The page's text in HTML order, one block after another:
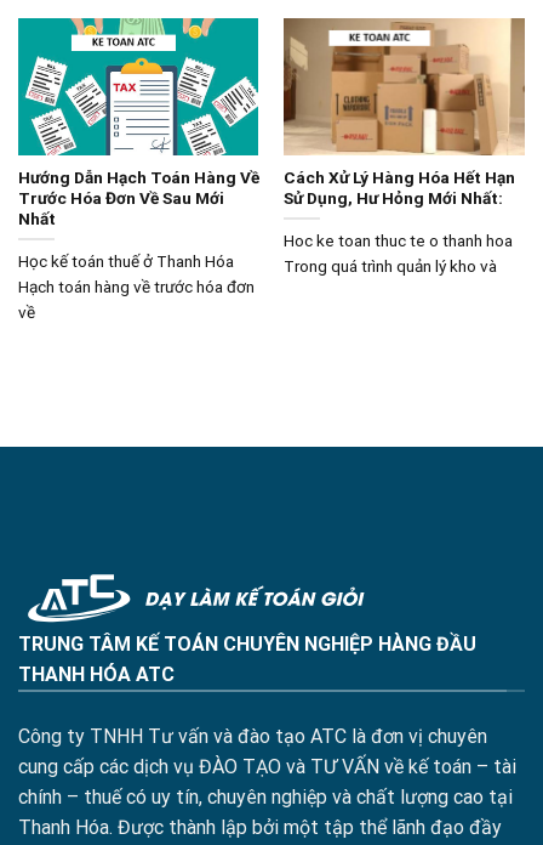
Hướng Dẫn Hạch Toán Hàng Về
Trước Hóa Đơn Về Sau Mới
Nhất
Học kế toán thuế ở Thanh Hóa
Hạch toán hàng về trước hóa đơn
về
Cách Xử Lý Hàng Hóa Hết Hạn
Sử Dụng, Hư Hỏng Mới Nhất:
Hoc ke toan thuc te o thanh hoa
Trong quá trình quản lý kho và
TRUNG TÂM KẾ TOÁN CHUYÊN NGHIỆP HÀNG ĐẦU
THANH HÓA ATC
Công ty TNHH Tư vấn và đào tạo ATC là đơn vị chuyên
cung cấp các dịch vụ ĐÀO TẠO và TƯ VẤN về kế toán – tài
chính – thuế có uy tín, chuyên nghiệp và chất lượng cao tại
Thanh Hóa. Được thành lập bởi một tập thể lãnh đạo đầy